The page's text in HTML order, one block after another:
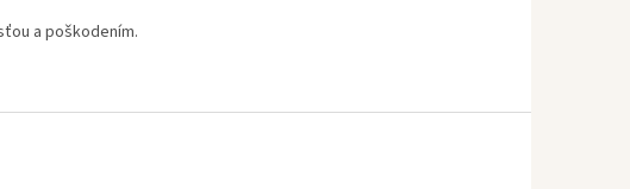
a poškodením.